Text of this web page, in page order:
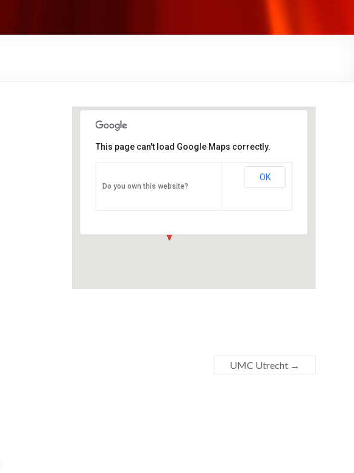
Bennekomseweg 24 - Ede
This page can't load Google Maps correctly.
Do you own this website?
OK
UMC Utrecht →